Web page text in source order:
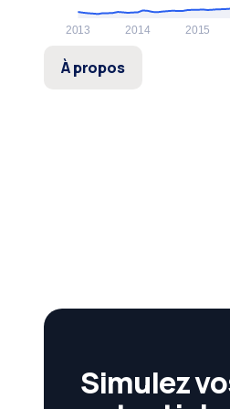
À propos
Simulez